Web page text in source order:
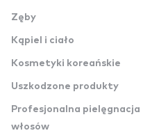
Zęby
Kąpiel i ciało
Kosmetyki koreańskie
Uszkodzone produkty
Profesjonalna pielęgnacja
włosów